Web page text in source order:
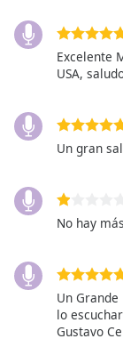
Subtitles
subtitles
settings,
subtitles
settings
dialog
off
selected
Picture-
Fullscreen
Excelente
USA,
Un gran
No hay
Un
lo
Gustavo